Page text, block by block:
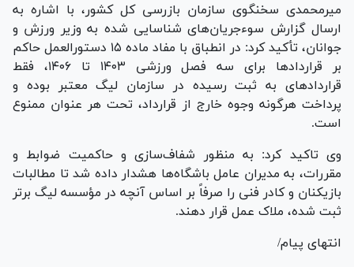
میرمحمدی سخنگوی سازمان بازرسی کل کشور، با اشاره به
ارسال گزارش سوءجریان‌های شناسایی شده به وزیر ورزش و
جوانان، تأکید کرد: در انطباق با مفاد ماده ۱۵ دستورالعمل حاکم
بر قرارداد‌ها برای سه فصل ورزشی ۱۴۰۳ تا ۱۴۰۶، فقط
قرارداد‌های به ثبت رسیده در سازمان لیگ معتبر بوده و
پرداخت هرگونه وجوه خارج از قرارداد، تحت هر عنوان ممنوع
است.
وی تاکید کرد: به منظور شفاف‌سازی و حاکمیت ضوابط و
مقررات، به مدیران عامل باشگاه‌ها هشدار داده شد تا مطالبات
بازیکنان و کادر فنی را صرفاً بر اساس آنچه در مؤسسه لیگ برتر
ثبت شده، ملاک عمل قرار دهند.
انتهای پیام/